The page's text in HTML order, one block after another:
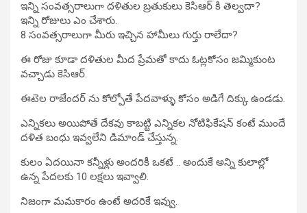
ఇన్ని సంవత్సరాలుగా దళితుల బ్రతుకులు కెసిఆర్ కి తెల్వదా?
ఇన్ని రోజులు ఎం చేశారు.
8 సంవత్సరాలుగా మీరు ఇచ్చిన హామీలు గుర్తు రాలేదా?
ఈ రోజు కూడా దళితుల మీద ప్రేమతో కాదు ఓట్లకోసం జమ్మికుంట
వచ్చాడు కెసిఆర్.
ఈటెల రాజేందర్ ను కోల్పోతే పేదవాళ్ళు కోసం అడిగే దిక్కు ఉండడు.
ఎన్నికలు అయిపోతే దేకవు కాబట్టి ఎన్నికల నోటిఫికేషన్ కంటే ముందే
దళిత బంధు ఇవ్వలేని డిమాండ్ చేస్తున్న.
కులం ఏదయినా కన్నీళ్లు అందరికీ ఒకటే .. అందుకే అన్ని కులాల్లో
ఉన్న పేదలకు 10 లక్షలు ఇవ్వాలి.
నిజంగా మమకారం ఉంటే అదరికే ఇవ్వు.